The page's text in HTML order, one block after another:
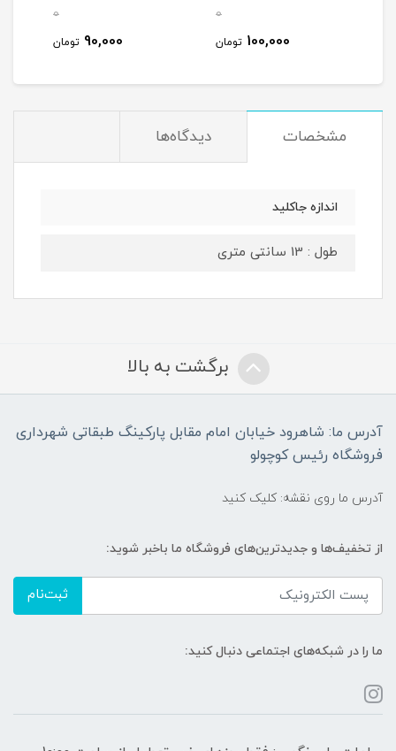
0
100,000 تومان
0
90,000 تومان
مشخصات دیدگاه‌ها
اندازه جاکلید
طول : 13 سانتی متری
برگشت به بالا
آدرس ما: شاهرود خیابان امام مقابل پارکینگ طبقاتی شهرداری
فروشگاه رئیس کوچولو
آدرس ما روی نقشه: کلیک کنید
از تخفیف‌ها و جدیدترین‌های فروشگاه ما باخبر شوید:
ثبت‌نام
ما را در شبکه‌های اجتماعی دنبال کنید: